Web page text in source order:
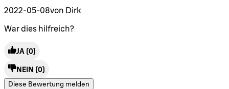
2022-05-08von Dirk
War dies hilfreich?
JA (0)
NEIN (0)
Diese Bewertung melden